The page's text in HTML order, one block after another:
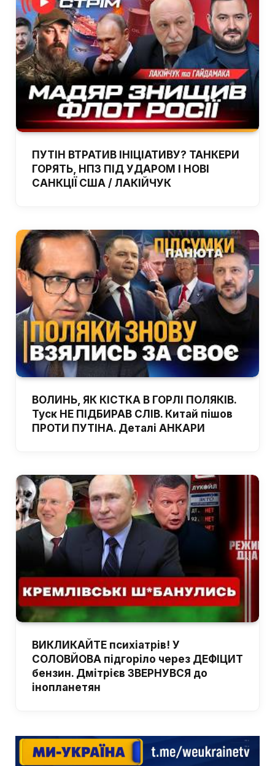
ПУТІН ВТРАТИВ ІНІЦІАТИВУ? ТАНКЕРИ
ГОРЯТЬ, НПЗ ПІД УДАРОМ І НОВІ
САНКЦІЇ США / ЛАКІЙЧУК
ВОЛИНЬ, ЯК КІСТКА В ГОРЛІ ПОЛЯКІВ.
Туск НЕ ПІДБИРАВ СЛІВ. Китай пішов
ПРОТИ ПУТІНА. Деталі АНКАРИ
ВИКЛИКАЙТЕ психіатрів! У
СОЛОВЙОВА підгоріло через ДЕФІЦИТ
бензин. Дмітрієв ЗВЕРНУВСЯ до
інопланетян